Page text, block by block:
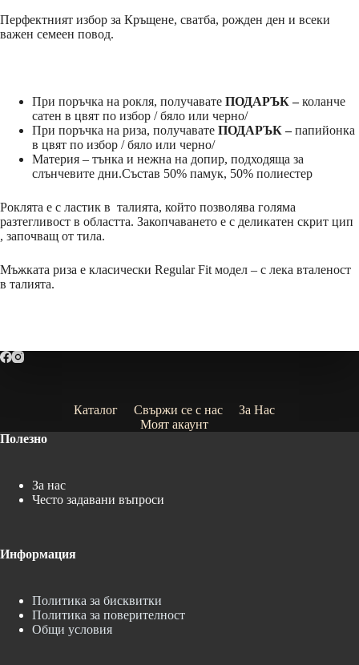
Перфектният избор за Кръщене, сватба, рожден ден и всеки
важен семеен повод.
При поръчка на рокля, получавате ПОДАРЪК –коланче
сатен в цвят по избор / бяло или черно/
При поръчка на риза, получавате ПОДАРЪК –папийонка
в цвят по избор / бяло или черно/
Материя – тънка и нежна на допир, подходяща за
слънчевите дни.Състав 50% памук, 50% полиестер
Роклята е с ластик в талията, който позволява голяма
разтегливост в областта. Закопчаването е с деликатен скрит цип
, започващ от тила.
Мъжката риза е класически Regular Fit модел – с лека вталеност
в талията.
Каталог Свържи се с нас
За Нас
Моят акаунт
Полезно
За нас
Често задавани въпроси
Информация
Политика за бисквитки
Политика за поверителност
Общи условия